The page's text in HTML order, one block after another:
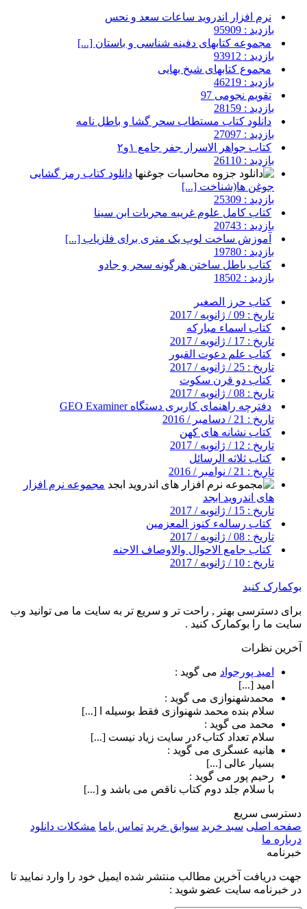
نرم افزار اندروید ساعات سعد و نحس
بازدید : 95909
مجموعه کتابهای دفینه شناسی و باستان [...]
بازدید : 93912
مجموع کتابهای شیخ بهایی
بازدید : 46219
تقویم نجومی 97
بازدید : 28159
دانلود کتاب مستطاب سحر گشا و باطل نامه
بازدید : 27097
کتاب جواهر الاسرار جفر جامع ۱و۲
بازدید : 26110
دانلود کتاب رمز گشایی
جوغن ها(شناخت [...]
بازدید : 25309
کتاب کامل علوم غریبه مجربات ابن سینا
بازدید : 20743
آموزش ساخت لوپ یک متری برای فلزیاب [...]
بازدید : 19780
کتاب باطل ساختن هرگونه سحر و جادو
بازدید : 18502
کتاب حرز الصغیر
تاریخ : 09 / ژانویه / 2017
کتاب اسماء مبارکه
تاریخ : 17 / ژانویه / 2017
کتاب علم دعوت القبور
تاریخ : 25 / ژانویه / 2017
کتاب دو قرن سکوت
تاریخ : 08 / ژانویه / 2017
دفترچه راهنمای کاربری دستگاه GEO Examiner
تاریخ : 21 / دسامبر / 2016
کتاب نشانه های کهن
تاریخ : 12 / ژانویه / 2017
کتاب ثلاثه الرسائل
تاریخ : 21 / نوامبر / 2016
مجموعه نرم افزار
های اندروید ابجد
تاریخ : 15 / ژانویه / 2017
کتاب رسالهء کنوز المعزمین
تاریخ : 08 / ژانویه / 2017
کتاب جامع الاحوال والاوصاف الاجنه
تاریخ : 10 / ژانویه / 2017
بوکمارک کنید
برای دسترسی بهتر , راحت تر و سریع تر به سایت ما می توانید وب
سایت ما را بوکمارک کنید .
آخرین نظرات
امید پورجواد می گوید :
امید [...]
محمدشهنوازی می گوید :
سلام بنده محمد شهنوازی فقط بوسیله ا [...]
محمد می گوید :
سلام تعداد کتاب۶در سایت زیاد نیست [...]
هانیه عسگری می گوید :
بسیار عالی [...]
رحیم پور می گوید :
با سلام جلد دوم کتاب ناقص می باشد و [...]
دسترسی سریع
صفحه اصلی سبد خرید سوابق خرید تماس باما مشکلات دانلود
درباره ما
خبرنامه
جهت دریافت آخرین مطالب منتشر شده ایمیل خود را وارد نمایید تا
در خبرنامه سایت عضو شوید :